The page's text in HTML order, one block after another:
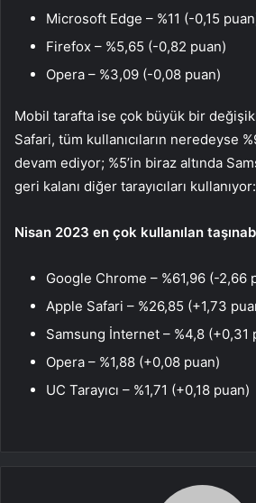
Microsoft Edge – %11 (-0,15
Firefox – %5,65 (-0,82 puan)
Opera – %3,09 (-0,08 puan)
Mobil tarafta ise çok büyük bir
Safari, tüm kullanıcıların neredeyse
devam ediyor; %5’in biraz altında
geri kalanı diğer tarayıcıları kullanıyor:
Nisan 2023 en çok kullanılan
Google Chrome – %61,96 (-2,66
Apple Safari – %26,85 (+1,73
Samsung İnternet – %4,8 (+0,31
Opera – %1,88 (+0,08 puan)
UC Tarayıcı – %1,71 (+0,18 puan)